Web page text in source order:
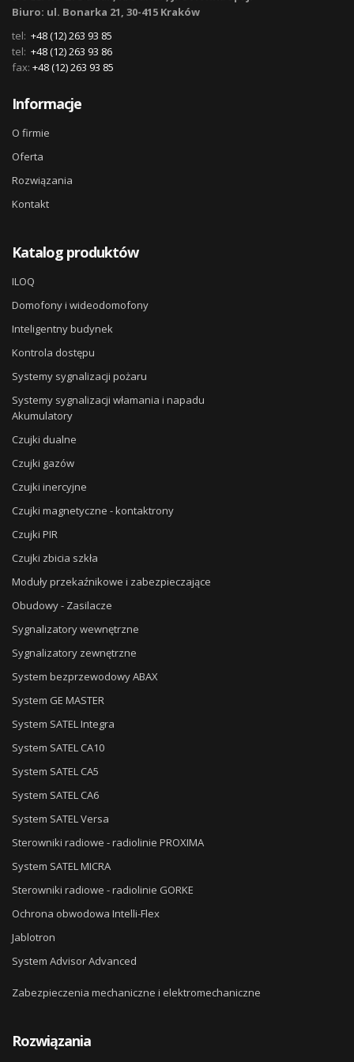
Biuro: ul. Bonarka 21, 30-415 Kraków
tel: +48 (12) 263 93 85
tel: +48 (12) 263 93 86
fax: +48 (12) 263 93 85
Informacje
O firmie
Oferta
Rozwiązania
Kontakt
Katalog produktów
ILOQ
Domofony i wideodomofony
Inteligentny budynek
Kontrola dostępu
Systemy sygnalizacji pożaru
Systemy sygnalizacji włamania i napadu
Akumulatory
Czujki dualne
Czujki gazów
Czujki inercyjne
Czujki magnetyczne - kontaktrony
Czujki PIR
Czujki zbicia szkła
Moduły przekaźnikowe i zabezpieczające
Obudowy - Zasilacze
Sygnalizatory wewnętrzne
Sygnalizatory zewnętrzne
System bezprzewodowy ABAX
System GE MASTER
System SATEL Integra
System SATEL CA10
System SATEL CA5
System SATEL CA6
System SATEL Versa
Sterowniki radiowe - radiolinie PROXIMA
System SATEL MICRA
Sterowniki radiowe - radiolinie GORKE
Ochrona obwodowa Intelli-Flex
Jablotron
System Advisor Advanced
Zabezpieczenia mechaniczne i elektromechaniczne
Rozwiązania